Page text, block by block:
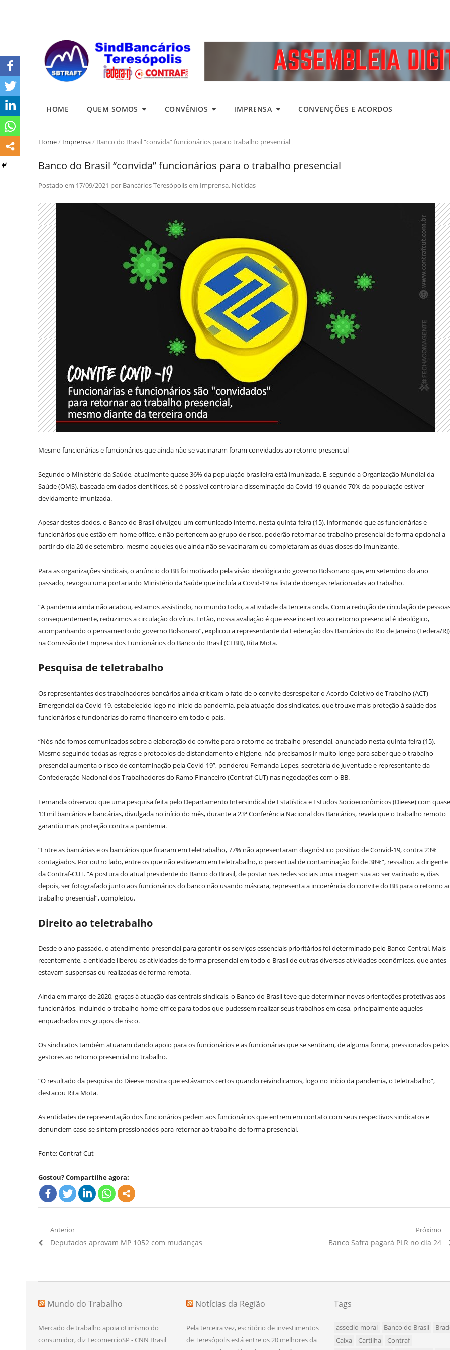
HOME QUEM SOMOS CONVÊNIOS IMPRENSA CONVENÇÕES E ACORDOS
Home/ Imprensa/ Banco do Brasil “convida” funcionários para o trabalho presencial
Banco do Brasil “convida” funcionários para o trabalho presencial
Postado em 17/09/2021 por Bancários Teresópolisem Imprensa, Notícias
Mesmo funcionárias e funcionários que ainda não se vacinaram foram convidados ao retorno presencial
Segundo o Ministério da Saúde, atualmente quase 36% da população brasileira está imunizada. E, segundo a Organização Mundial da
Saúde (OMS), baseada em dados científicos, só é possível controlar a disseminação da Covid-19 quando 70% da população estiver
devidamente imunizada.
Apesar destes dados, o Banco do Brasil divulgou um comunicado interno, nesta quinta-feira (15), informando que as funcionárias e
funcionários que estão em home office, e não pertencem ao grupo de risco, poderão retornar ao trabalho presencial de forma opcional a
partir do dia 20 de setembro, mesmo aqueles que ainda não se vacinaram ou completaram as duas doses do imunizante.
Para as organizações sindicais, o anúncio do BB foi motivado pela visão ideológica do governo Bolsonaro que, em setembro do ano
passado, revogou uma portaria do Ministério da Saúde que incluía a Covid-19 na lista de doenças relacionadas ao trabalho.
“A pandemia ainda não acabou, estamos assistindo, no mundo todo, a atividade da terceira onda. Com a redução de circulação de
consequentemente, reduzimos a circulação do vírus. Então, nossa avaliação é que esse incentivo ao retorno presencial é ideológico,
acompanhando o pensamento do governo Bolsonaro”, explicou a representante da Federação dos Bancários do Rio de Janeiro (Federa/RJ)
na Comissão de Empresa dos Funcionários do Banco do Brasil (CEBB), Rita Mota.
Pesquisa de teletrabalho
Os representantes dos trabalhadores bancários ainda criticam o fato de o convite desrespeitar o Acordo Coletivo de Trabalho (ACT)
Emergencial da Covid-19, estabelecido logo no início da pandemia, pela atuação dos sindicatos, que trouxe mais proteção à saúde dos
funcionários e funcionárias do ramo financeiro em todo o país.
“Nós não fomos comunicados sobre a elaboração do convite para o retorno ao trabalho presencial, anunciado nesta quinta-feira (15).
Mesmo seguindo todas as regras e protocolos de distanciamento e higiene, não precisamos ir muito longe para saber que o trabalho
presencial aumenta o risco de contaminação pela Covid-19”, ponderou Fernanda Lopes, secretária de Juventude e representante da
Confederação Nacional dos Trabalhadores do Ramo Financeiro (Contraf-CUT) nas negociações com o BB.
Fernanda observou que uma pesquisa feita pelo Departamento Intersindical de Estatística e Estudos Socioeconômicos (Dieese) com quase
13 mil bancários e bancárias, divulgada no início do mês, durante a 23ª Conferência Nacional dos Bancários, revela que o trabalho remoto
garantiu mais proteção contra a pandemia.
“Entre as bancárias e os bancários que ficaram em teletrabalho, 77% não apresentaram diagnóstico positivo de Convid-19, contra 23%
contagiados. Por outro lado, entre os que não estiveram em teletrabalho, o percentual de contaminação foi de 38%”, ressaltou a dirigente
da Contraf-CUT. “A postura do atual presidente do Banco do Brasil, de postar nas redes sociais uma imagem sua ao ser vacinado e, dias
depois, ser fotografado junto aos funcionários do banco não usando máscara, representa a incoerência do convite do BB para o retorno
trabalho presencial”, completou.
Direito ao teletrabalho
Desde o ano passado, o atendimento presencial para garantir os serviços essenciais prioritários foi determinado pelo Banco Central. Mais
recentemente, a entidade liberou as atividades de forma presencial em todo o Brasil de outras diversas atividades econômicas, que antes
estavam suspensas ou realizadas de forma remota.
Ainda em março de 2020, graças à atuação das centrais sindicais, o Banco do Brasil teve que determinar novas orientações protetivas aos
funcionários, incluindo o trabalho home-office para todos que pudessem realizar seus trabalhos em casa, principalmente aqueles
enquadrados nos grupos de risco.
Os sindicatos também atuaram dando apoio para os funcionários e as funcionárias que se sentiram, de alguma forma, pressionados pelos
gestores ao retorno presencial no trabalho.
“O resultado da pesquisa do Dieese mostra que estávamos certos quando reivindicamos, logo no início da pandemia, o teletrabalho”,
destacou Rita Mota.
As entidades de representação dos funcionários pedem aos funcionários que entrem em contato com seus respectivos sindicatos e
denunciem caso se sintam pressionados para retornar ao trabalho de forma presencial.
Fonte: Contraf-Cut
Gostou? Compartilhe agora:
Navegação
de
Post
Anterior
Artigo
Deputados aprovam MP 1052 com mudanças
Próximo
Próximo
Banco Safra pagará PLR no dia 24
Mundo do Trabalho
Mercado de trabalho apoia otimismo do
consumidor, diz FecomercioSP - CNN Brasil
Notícias da Região
Pela terceira vez, escritório de investimentos
de Teresópolis está entre os 20 melhores da
Tags
assedio moral Banco do Brasil
Caixa
Cartilha
Contraf